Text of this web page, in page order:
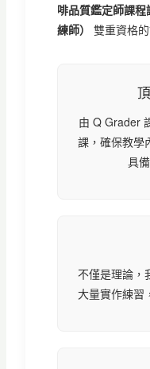
啡品質鑑定師課程
練師）
雙重資格
由 Q Grader
課，確保教學
具
不僅是理論，
大量實作練習